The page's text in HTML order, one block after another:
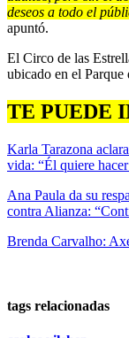
deseos a todo el
apuntó.
El Circo de las
ubicado en el
TE PUEDE
Karla Tarazona
vida: “Él quiere
Ana Paula da su
contra Alianza:
Brenda Carvalho:
tags relacionadas